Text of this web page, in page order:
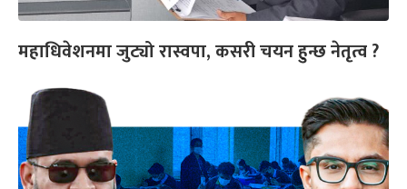
महाधिवेशनमा जुट्यो रास्वपा, कसरी चयन हुन्छ नेतृत्व ?